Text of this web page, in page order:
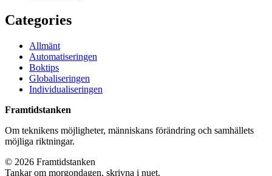
Categories
Allmänt
Automatiseringen
Boktips
Globaliseringen
Individualiseringen
Framtidstanken
Om teknikens möjligheter, människans förändring och samhällets
möjliga riktningar.
© 2026 Framtidstanken
Tankar om morgondagen, skrivna i nuet.